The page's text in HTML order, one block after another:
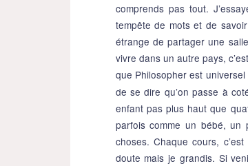
comprends pas tout.
tempête de mots et de
étrange de partager une
vivre dans un autre pays,
que Philosopher est
de se dire qu’on passe à
enfant pas plus haut que
parfois comme un bébé, un
choses. Chaque cours,
doute mais je grandis. Si